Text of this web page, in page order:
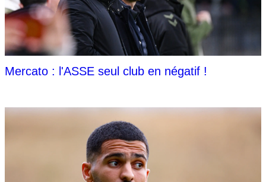
Mercato : l'ASSE seul club en négatif !